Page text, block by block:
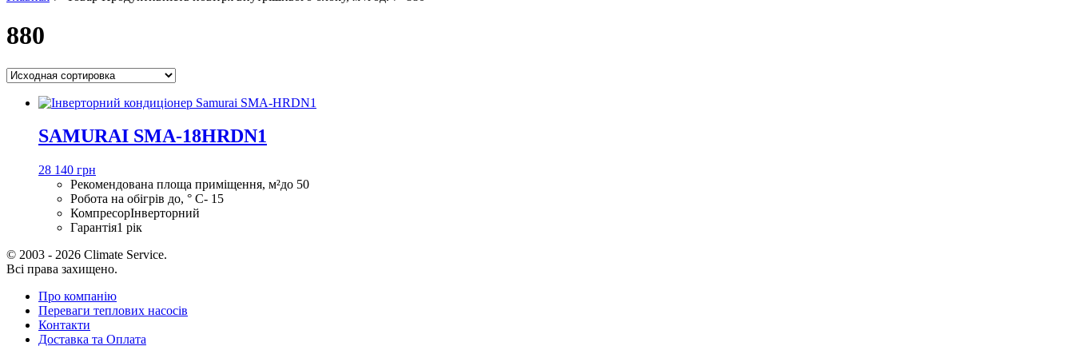
880
SAMURAI SMA-18HRDN1
28 140 грн
Рекомендована площа приміщення, м²до 50
Робота на обігрів до, ° С- 15
КомпресорІнверторний
Гарантія1 рік
© 2003 - 2026 Climate Service.
Всі права захищено.
Про компанію
Переваги теплових насосів
Контакти
Доставка та Оплата